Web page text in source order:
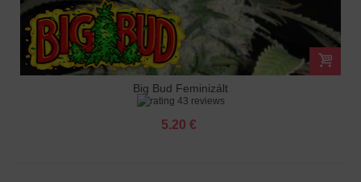
Big Bud Feminizált
43 reviews
5.20 €